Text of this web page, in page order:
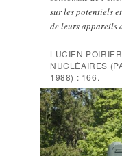
sur les potentiels
de leurs appareils
LUCIEN
NUCLÉAIRES
1988) : 166.